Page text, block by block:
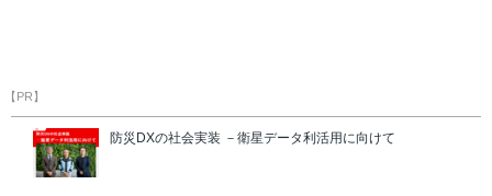
【PR】
防災DXの社会実装 －衛星データ利活用に向けて